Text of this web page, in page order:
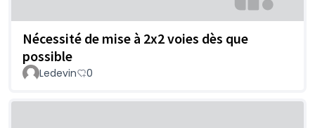
Nécessité de mise à 2x2 voies dès que
possible
Ledevin 0